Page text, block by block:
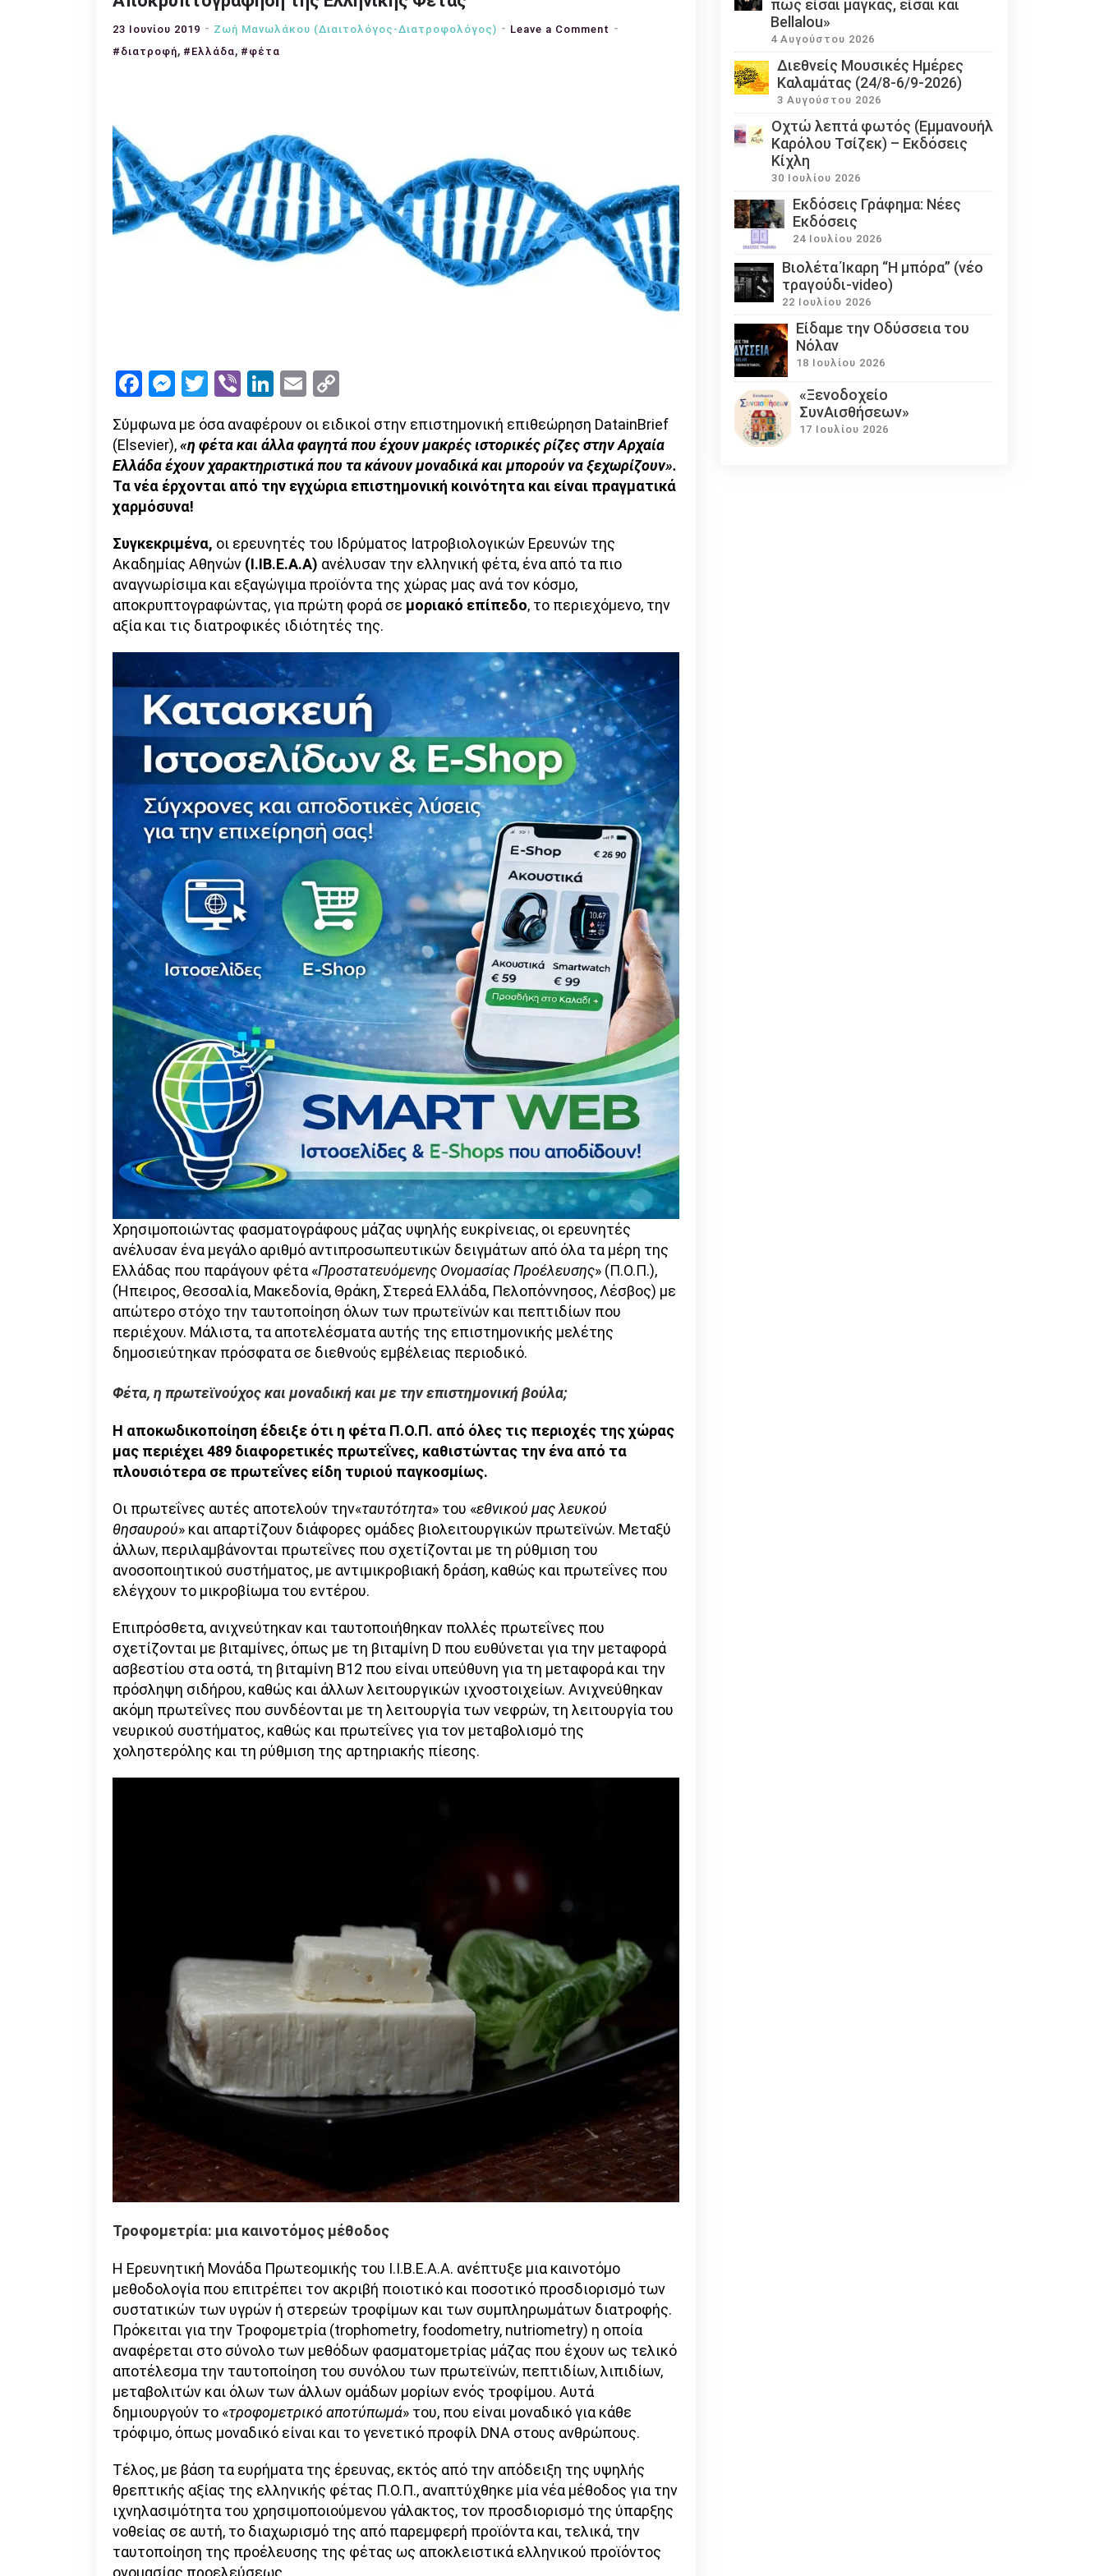
23 Ιουνίου 2019 Ζωή Μανωλάκου (Διαιτολόγος-Διατροφολόγος) Leave a Comment on
#διατροφή, #Ελλάδα, #φέτα
Facebook
Messenger
Twitter
ViberLinkedIn
Email
Link
Σύμφωνα με όσα αναφέρουν οι ειδικοί στην επιστημονική επιθεώρηση DatainBrief
(Elsevier),«η φέτα και άλλα φαγητά που έχουν μακρές ιστορικές ρίζες στην Αρχαία
Ελλάδα έχουν χαρακτηριστικά που τα κάνουν μοναδικά και μπορούν να ξεχωρίζουν».
Τα νέα έρχονται από την εγχώρια επιστημονική κοινότητα και είναι πραγματικά
χαρμόσυνα!
Συγκεκριμένα, οι ερευνητές του Ιδρύματος Ιατροβιολογικών Ερευνών της
Ακαδημίας Αθηνών (Ι.ΙΒ.Ε.Α.Α) ανέλυσαν την ελληνική φέτα, ένα από τα πιο
αναγνωρίσιμα και εξαγώγιμα προϊόντα της χώρας μας ανά τον κόσμο,
αποκρυπτογραφώντας, για πρώτη φορά σε μοριακό επίπεδο, το περιεχόμενο, την
αξία και τις διατροφικές ιδιότητές της.
Χρησιμοποιώντας φασματογράφους μάζας υψηλής ευκρίνειας, οι ερευνητές
ανέλυσαν ένα μεγάλο αριθμό αντιπροσωπευτικών δειγμάτων από όλα τα μέρη της
Ελλάδας που παράγουν φέτα «Προστατευόμενης Ονομασίας Προέλευσης» (Π.Ο.Π.),
(Ήπειρος, Θεσσαλία, Μακεδονία, Θράκη, Στερεά Ελλάδα, Πελοπόννησος, Λέσβος) με
απώτερο στόχο την ταυτοποίηση όλων των πρωτεϊνών και πεπτιδίων που
περιέχουν. Μάλιστα, τα αποτελέσματα αυτής της επιστημονικής μελέτης
δημοσιεύτηκαν πρόσφατα σε διεθνούς εμβέλειας περιοδικό.
Φέτα, η πρωτεϊνούχος και μοναδική και με την επιστημονική βούλα;
H αποκωδικοποίηση έδειξε ότι η φέτα Π.Ο.Π. από όλες τις περιοχές της χώρας
μας περιέχει 489 διαφορετικές πρωτεΐνες, καθιστώντας την ένα από τα
πλουσιότερα σε πρωτεΐνες είδη τυριού παγκοσμίως.
Οι πρωτεΐνες αυτές αποτελούν την«ταυτότητα» του «εθνικού μας λευκού
θησαυρού» και απαρτίζουν διάφορες ομάδες βιολειτουργικών πρωτεϊνών. Μεταξύ
άλλων, περιλαμβάνονται πρωτεΐνες που σχετίζονται με τη ρύθμιση του
ανοσοποιητικού συστήματος, με αντιμικροβιακή δράση, καθώς και πρωτεΐνες που
ελέγχουν το μικροβίωμα του εντέρου.
Επιπρόσθετα, ανιχνεύτηκαν και ταυτοποιήθηκαν πολλές πρωτεΐνες που
σχετίζονται με βιταμίνες, όπως με τη βιταμίνη D που ευθύνεται για την μεταφορά
ασβεστίου στα οστά, τη βιταμίνη B12 που είναι υπεύθυνη για τη μεταφορά και την
πρόσληψη σιδήρου, καθώς και άλλων λειτουργικών ιχνοστοιχείων. Ανιχνεύθηκαν
ακόμη πρωτεΐνες που συνδέονται με τη λειτουργία των νεφρών, τη λειτουργία του
νευρικού συστήματος, καθώς και πρωτεΐνες για τον μεταβολισμό της
χοληστερόλης και τη ρύθμιση της αρτηριακής πίεσης.
Τροφομετρία: μια καινοτόμος μέθοδος
Η Ερευνητική Μονάδα Πρωτεομικής του Ι.Ι.Β.Ε.Α.Α. ανέπτυξε μια καινοτόμο
μεθοδολογία που επιτρέπει τον ακριβή ποιοτικό και ποσοτικό προσδιορισμό των
συστατικών των υγρών ή στερεών τροφίμων και των συμπληρωμάτων διατροφής.
Πρόκειται για την Τροφομετρία (trophometry, foodometry, nutriometry) η οποία
αναφέρεται στο σύνολο των μεθόδων φασματομετρίας μάζας που έχουν ως τελικό
αποτέλεσμα την ταυτοποίηση του συνόλου των πρωτεϊνών, πεπτιδίων, λιπιδίων,
μεταβολιτών και όλων των άλλων ομάδων μορίων ενός τροφίμου. Αυτά
δημιουργούν το «τροφομετρικό αποτύπωμά» του, που είναι μοναδικό για κάθε
τρόφιμο, όπως μοναδικό είναι και το γενετικό προφίλ DNA στους ανθρώπους.
Τέλος, με βάση τα ευρήματα της έρευνας, εκτός από την απόδειξη της υψηλής
θρεπτικής αξίας της ελληνικής φέτας Π.Ο.Π., αναπτύχθηκε μία νέα μέθοδος για την
ιχνηλασιμότητα του χρησιμοποιούμενου γάλακτος, τον προσδιορισμό της ύπαρξης
νοθείας σε αυτή, το διαχωρισμό της από παρεμφερή προϊόντα και, τελικά, την
ταυτοποίηση της προέλευσης της φέτας ως αποκλειστικά ελληνικού προϊόντος
ονομασίας προελεύσεως.
πως είσαι μάγκας, είσαι και
Bellalou»
4 Αυγούστου 2026
Διεθνείς Μουσικές Ημέρες
Καλαμάτας (24/8-6/9-2026)
3 Αυγούστου 2026
Οχτώ λεπτά φωτός (Εμμανουήλ
Καρόλου Τσίζεκ) – Εκδόσεις
Κίχλη
30 Ιουλίου 2026
Εκδόσεις Γράφημα: Νέες
Εκδόσεις
24 Ιουλίου 2026
Βιολέτα Ίκαρη “Η μπόρα” (νέο
τραγούδι-video)
22 Ιουλίου 2026
Eίδαμε την Οδύσσεια του
Νόλαν
18 Ιουλίου 2026
«Ξενοδοχείο
ΣυνΑισθήσεων»
17 Ιουλίου 2026